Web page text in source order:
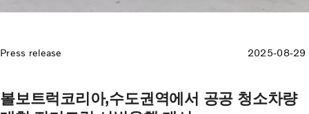
Press release 2025-08-29
볼보트럭코리아,수도권역에서 공공 청소차량